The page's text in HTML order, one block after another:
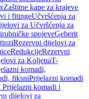
Zaštitne kape za krajeve
i fitingeUčvršćenja za
za Učvršćenja za
spojeveGeberit
Rezervni dijelovi za
RedukcijeRezervni
za KoljenaT-
komadi,
fiksniPrijelazni komadi
komadi i
dijelovi za